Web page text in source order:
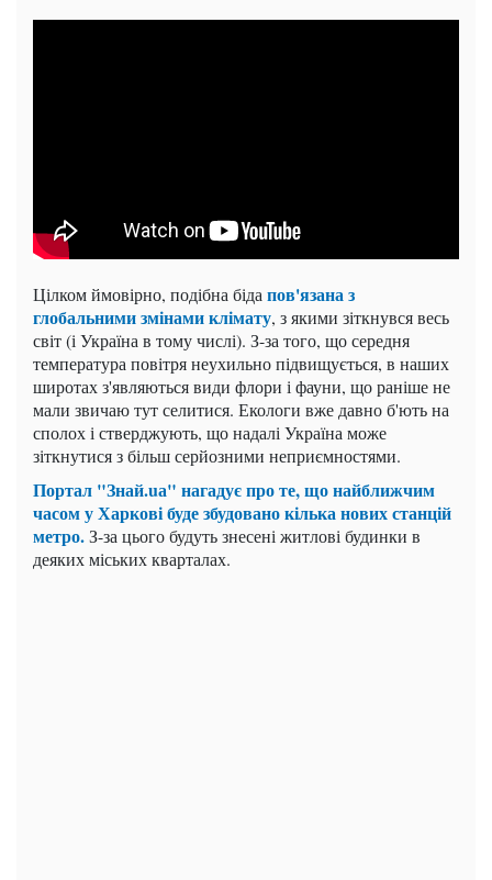
Цілком ймовірно, подібна біда пов'язана з
глобальними змінами клімату, з якими зіткнувся весь
світ (і Україна в тому числі). З-за того, що середня
температура повітря неухильно підвищується, в наших
широтах з'являються види флори і фауни, що раніше не
мали звичаю тут селитися. Екологи вже давно б'ють на
сполох і стверджують, що надалі Україна може
зіткнутися з більш серйозними неприємностями.
Портал "Знай.uа" нагадує про те, що найближчим
часом у Харкові буде збудовано кілька нових станцій
метро.З-за цього будуть знесені житлові будинки в
деяких міських кварталах.